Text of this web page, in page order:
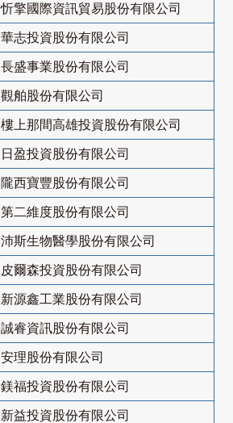
忻擎國際資訊貿易股份有限公司
華志投資股份有限公司
長盛事業股份有限公司
觀舶股份有限公司
樓上那間高雄投資股份有限公司
日盈投資股份有限公司
隴西寶豐股份有限公司
第二維度股份有限公司
沛斯生物醫學股份有限公司
皮爾森投資股份有限公司
新源鑫工業股份有限公司
誠睿資訊股份有限公司
安理股份有限公司
鎂福投資股份有限公司
新益投資股份有限公司